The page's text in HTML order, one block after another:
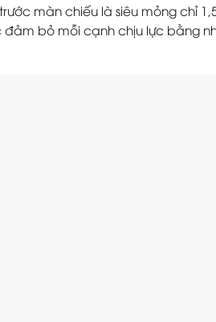
màn chiếu là siêu mỏng chỉ
bỏ mỗi cạnh chịu lực bằng